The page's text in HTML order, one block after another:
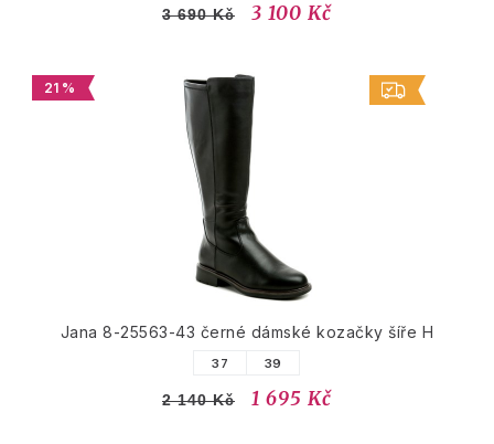
3 690 Kč 3 100 Kč
21 %
Jana 8-25563-43 černé dámské kozačky šíře H
37 39
2 140 Kč 1 695 Kč